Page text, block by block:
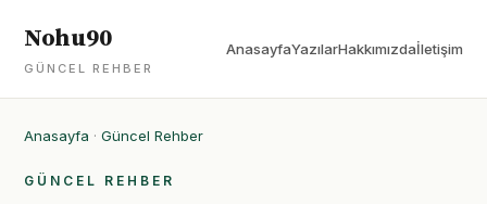
Nohu90
GÜNCEL REHBER
AnasayfaYazılarHakkımızdaİletişim
Anasayfa · Güncel Rehber
GÜNCEL REHBER